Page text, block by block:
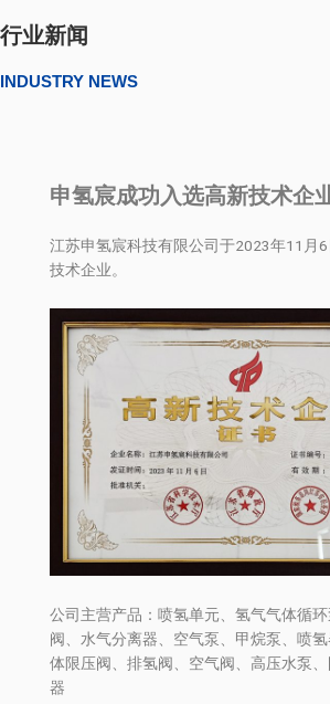
行业新闻
INDUSTRY NEWS
申氢宸成功入选高新技术企
江苏申氢宸科技有限公司于2023年11月
技术企业。
公司主营产品：喷氢单元、氢气气体循
阀、水气分离器、空气泵、甲烷泵、喷
体限压阀、排氢阀、空气阀、高压水泵
器